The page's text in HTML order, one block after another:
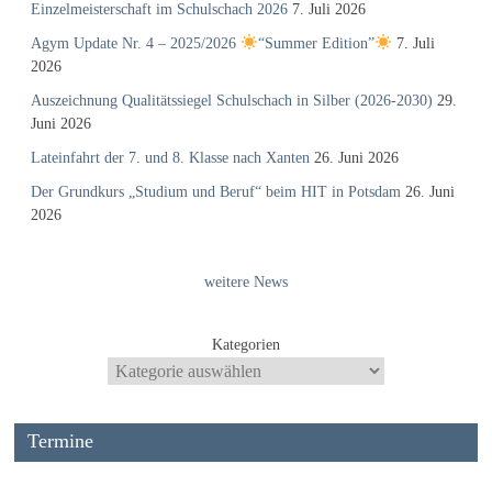
Einzelmeisterschaft im Schulschach 2026 7. Juli 2026
Agym Update Nr. 4 – 2025/2026 “Summer Edition”
7. Juli
2026
Auszeichnung Qualitätssiegel Schulschach in Silber (2026-2030) 29.
Juni 2026
Lateinfahrt der 7. und 8. Klasse nach Xanten 26. Juni 2026
Der Grundkurs „Studium und Beruf“ beim HIT in Potsdam 26. Juni
2026
weitere News
Kategorien
Termine